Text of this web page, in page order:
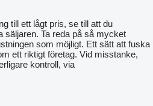
is made of a single pipe
20, the guarantee for the rack is
material that do not require
units; the material is patented,
for bushings - 15,000 ha;
the rocking chair (made of a
does not require lubrication),
the soil and provides the same
till ett lågt pris, se till att du
säljaren. Ta reda på så mycket
som möjligt. Ett sätt att fuska
ett riktigt företag. Vid misstanke,
kontroll, via